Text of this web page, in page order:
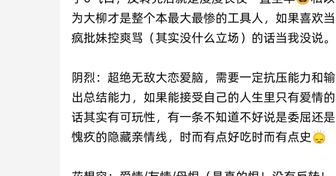
为大柳才是整个本最大最惨的工具人，如果喜欢当
疯批妹控爽骂（其实没什么立场）的话当我没说。
阴烈：超绝无敌大恋爱脑，需要一定抗压能力和输
出总结能力，如果能接受自己的人生里只有爱情的
话其实有可玩性，有一条不知道不好说是委屈还是
愧疚的隐藏亲情线，时而有点好吃时而有点史🙂‍↕️